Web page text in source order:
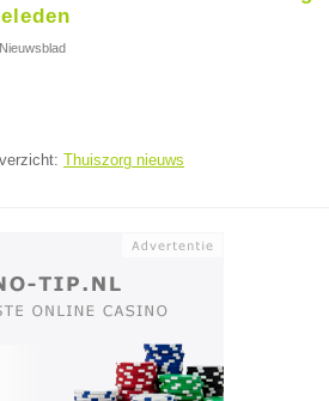
Thuiszorg nieuws